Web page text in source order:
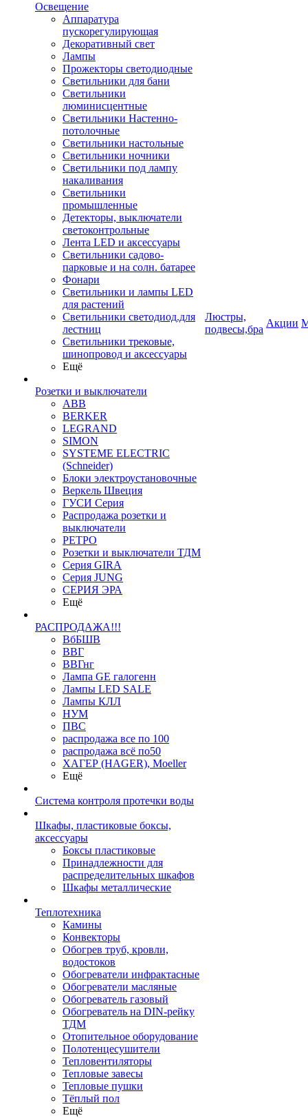
Освещение
Аппаратура
пускорегулирующая
Декоративный свет
Лампы
Прожекторы светодиодные
Светильники для бани
Светильники
люминисцентные
Светильники Настенно-
потолочные
Светильники настольные
Светильники ночники
Светильники под лампу
накаливания
Светильники
промышленные
Детекторы, выключатели
светоконтрольные
Лента LED и аксессуары
Светильники садово-
парковые и на солн. батарее
Фонари
Светильники и лампы LED
для растений
Светильники светодиод.для
лестниц
Светильники трековые,
шинопровод и аксессуары
Ещё
Розетки и выключатели
ABB
BERKER
LEGRAND
SIMON
SYSTEME ELECTRIC
(Schneider)
Блоки электроустановочные
Веркель Швеция
ГУСИ Серия
Распродажа розетки и
выключатели
РЕТРО
Розетки и выключатели ТДМ
Серия GIRA
Серия JUNG
СЕРИЯ ЭРА
Ещё
РАСПРОДАЖА!!!
ВбБШВ
ВВГ
ВВГнг
Лампа GE галогенн
Лампы LED SALE
Лампы КЛЛ
НУМ
ПВС
распродажа все по 100
распродажа всё по50
ХАГЕР (HAGER), Moeller
Ещё
Система контроля протечки воды
Шкафы, пластиковые боксы,
аксессуары
Боксы пластиковые
Принадлежности для
распределительных шкафов
Шкафы металлические
Теплотехника
Камины
Конвекторы
Обогрев труб, кровли,
водостоков
Обогреватели инфрактасные
Обогреватели масляные
Обогреватель газовый
Обогреватель на DIN-рейку
ТДМ
Отопительное оборудование
Полотенцесушители
Тепловентиляторы
Тепловые завесы
Тепловые пушки
Тёплый пол
Ещё
Люстры,
подвесы,бра
Акции